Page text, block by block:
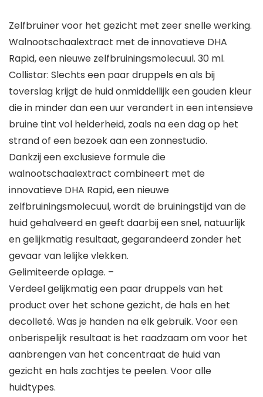
Zelfbruiner voor het gezicht met zeer snelle werking.
Walnootschaalextract met de innovatieve DHA
Rapid, een nieuwe zelfbruiningsmolecuul. 30 ml.
Collistar: Slechts een paar druppels en als bij
toverslag krijgt de huid onmiddellijk een gouden kleur
die in minder dan een uur verandert in een intensieve
bruine tint vol helderheid, zoals na een dag op het
strand of een bezoek aan een zonnestudio.
Dankzij een exclusieve formule die
walnootschaalextract combineert met de
innovatieve DHA Rapid, een nieuwe
zelfbruiningsmolecuul, wordt de bruiningstijd van de
huid gehalveerd en geeft daarbij een snel, natuurlijk
en gelijkmatig resultaat, gegarandeerd zonder het
gevaar van lelijke vlekken.
Gelimiteerde oplage. –
Verdeel gelijkmatig een paar druppels van het
product over het schone gezicht, de hals en het
decolleté. Was je handen na elk gebruik. Voor een
onberispelijk resultaat is het raadzaam om voor het
aanbrengen van het concentraat de huid van
gezicht en hals zachtjes te peelen. Voor alle
huidtypes.